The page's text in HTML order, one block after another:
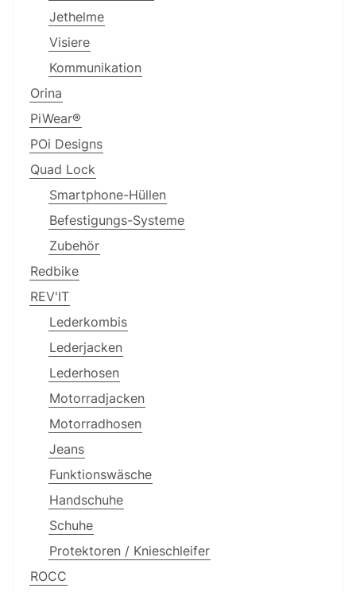
Jethelme
Visiere
Kommunikation
Orina
PiWear®
POi Designs
Quad Lock
Smartphone-Hüllen
Befestigungs-Systeme
Zubehör
Redbike
REV'IT
Lederkombis
Lederjacken
Lederhosen
Motorradjacken
Motorradhosen
Jeans
Funktionswäsche
Handschuhe
Schuhe
Protektoren / Knieschleifer
ROCC